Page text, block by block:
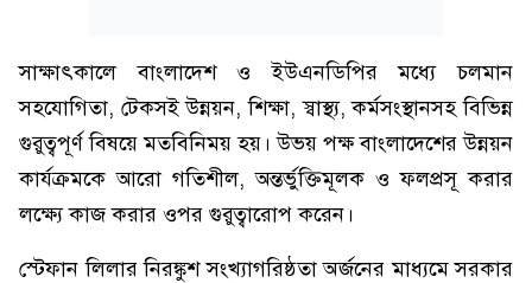
সাক্ষাৎকালে বাংলাদেশ ও ইউএনডিপির মধ্যে চলমান
সহযোগিতা, টেকসই উন্নয়ন, শিক্ষা, স্বাস্থ্য, কর্মসংস্থানসহ বিভিন্ন
গুরুত্বপূর্ণ বিষয়ে মতবিনিময় হয়। উভয় পক্ষ বাংলাদেশের উন্নয়ন
কার্যক্রমকে আরো গতিশীল, অন্তর্ভুক্তিমূলক ও ফলপ্রসূ করার
লক্ষ্যে কাজ করার ওপর গুরুত্বারোপ করেন।
স্টেফান লিলার নিরঙ্কুশ সংখ্যাগরিষ্ঠতা অর্জনের মাধ্যমে সরকার